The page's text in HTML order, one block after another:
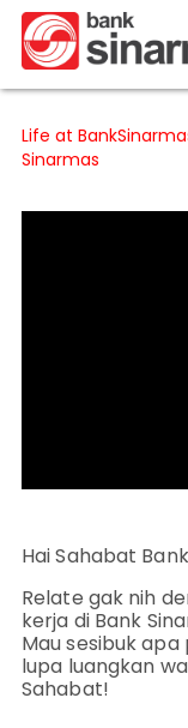
Life at
Sinarmas
Hai Sahabat
Relate gak nih
kerja di Bank
Mau sesibuk
lupa luangkan
Sahabat!